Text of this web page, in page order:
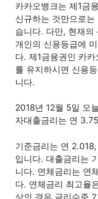
카카오뱅크는 제1금
신규하는 것만으로
습니다. 다만, 현재의
개인의 신용등급에
다. 제1금융권인 카
를 유지하시면 신용
니다.
2018년 12월 5일 오
자대출금리는 연
기준금리는 연
입니다. 대출금리는
니다. 연체금리는 연
다. 연체금리 최고율
상인 경우 금리수준